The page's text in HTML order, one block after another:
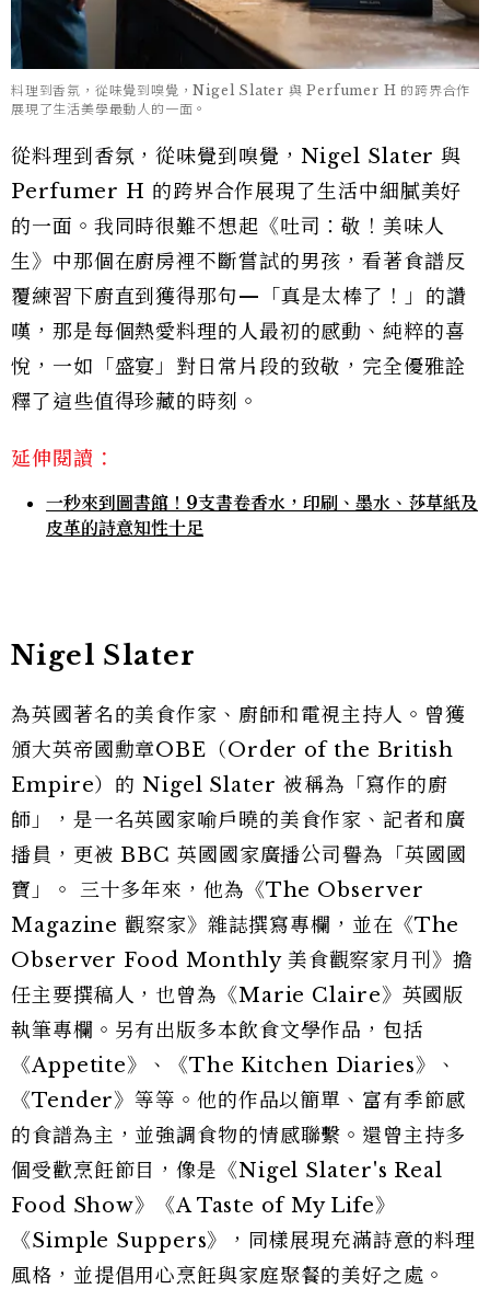
料理到香氛，從味覺到嗅覺，Nigel Slater 與 Perfumer H 的跨界合作
展現了生活美學最動人的一面。
從料理到香氛，從味覺到嗅覺，Nigel Slater 與
Perfumer H 的跨界合作展現了生活中細膩美好
的一面。我同時很難不想起《吐司：敬！美味人
生》中那個在廚房裡不斷嘗試的男孩，看著食譜反
覆練習下廚直到獲得那句—「真是太棒了！」的讚
嘆，那是每個熱愛料理的人最初的感動、純粹的喜
悅，一如「盛宴」對日常片段的致敬，完全優雅詮
釋了這些值得珍藏的時刻。
延伸閱讀：
一秒來到圖書館！9支書卷香水，印刷、墨水、莎草紙及
皮革的詩意知性十足
Nigel Slater
為英國著名的美食作家、廚師和電視主持人。曾獲
頒大英帝國勳章OBE（Order of the British
Empire）的 Nigel Slater 被稱為「寫作的廚
師」，是一名英國家喻戶曉的美食作家、記者和廣
播員，更被 BBC 英國國家廣播公司譽為「英國國
寶」。 三十多年來，他為《The Observer
Magazine 觀察家》雜誌撰寫專欄，並在《The
Observer Food Monthly 美食觀察家月刊》擔
任主要撰稿人，也曾為《Marie Claire》英國版
執筆專欄。另有出版多本飲食文學作品，包括
《Appetite》、《The Kitchen Diaries》、
《Tender》等等。他的作品以簡單、富有季節感
的食譜為主，並強調食物的情感聯繫。還曾主持多
個受歡烹飪節目，像是《Nigel Slater's Real
Food Show》《A Taste of My Life》
《Simple Suppers》，同樣展現充滿詩意的料理
風格，並提倡用心烹飪與家庭聚餐的美好之處。